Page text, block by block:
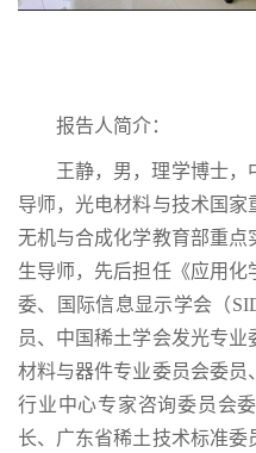
报告人简介：
王静，男，理学博士，
导师，光电材料与技术国
无机与合成化学教育部重
生导师，先后担任《应用
委、国际信息显示学会（
员、中国稀土学会发光专
材料与器件专业委员会委员
行业中心专家咨询委员会
长、广东省稀土技术标准委